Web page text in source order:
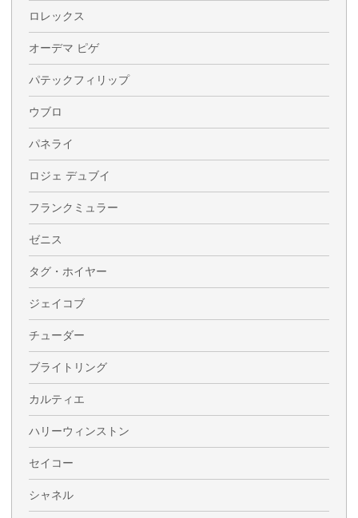
ロレックス
オーデマ ピゲ
パテックフィリップ
ウブロ
パネライ
ロジェ デュブイ
フランクミュラー
ゼニス
タグ・ホイヤー
ジェイコブ
チューダー
ブライトリング
カルティエ
ハリーウィンストン
セイコー
シャネル